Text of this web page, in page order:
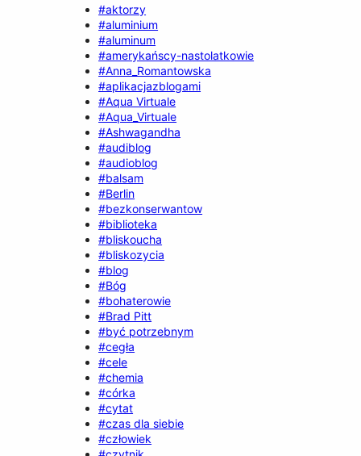
#aktorzy
#aluminium
#aluminum
#amerykańscy-nastolatkowie
#Anna_Romantowska
#aplikacjazblogami
#Aqua Virtuale
#Aqua_Virtuale
#Ashwagandha
#audiblog
#audioblog
#balsam
#Berlin
#bezkonserwantow
#biblioteka
#bliskoucha
#bliskozycia
#blog
#Bóg
#bohaterowie
#Brad Pitt
#być potrzebnym
#cegła
#cele
#chemia
#córka
#cytat
#czas dla siebie
#człowiek